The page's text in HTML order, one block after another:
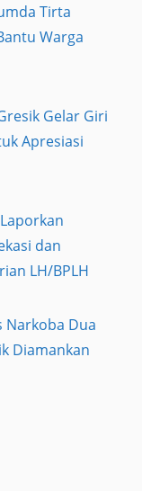
Tirta
Warga
Gelar Giri
Apresiasi
dan
LH/BPLH
Narkoba Dua
Diamankan